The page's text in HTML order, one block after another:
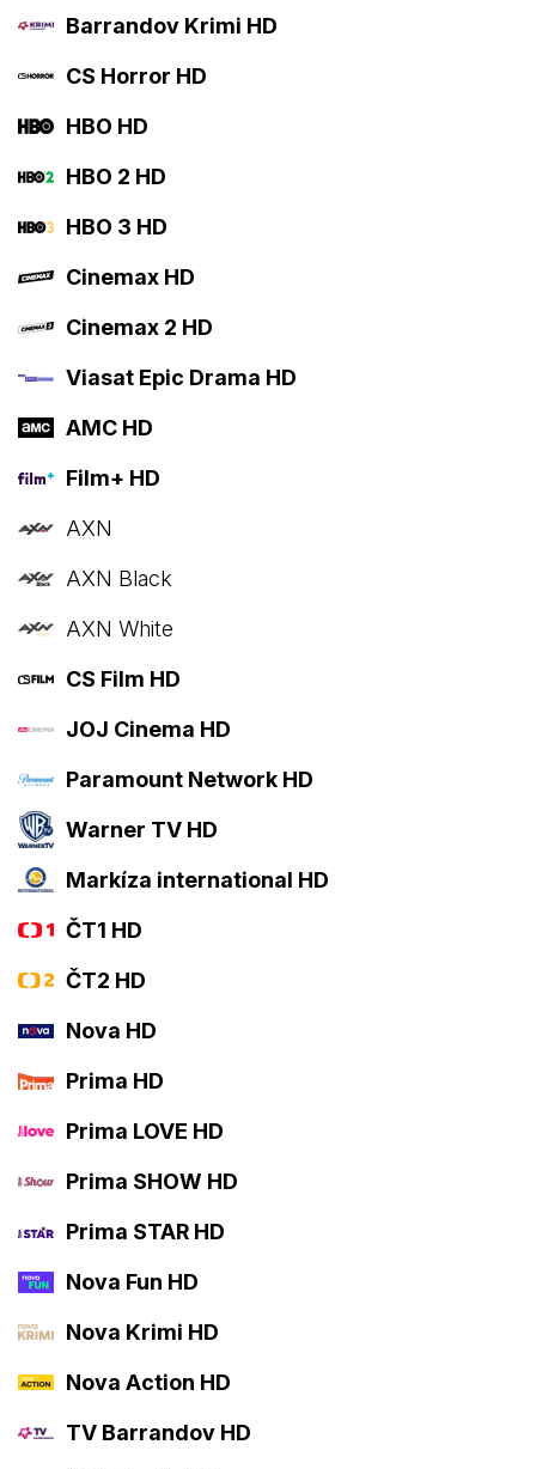
Barrandov Krimi HD
CS Horror HD
HBO HD
HBO 2 HD
HBO 3 HD
Cinemax HD
Cinemax 2 HD
Viasat Epic Drama HD
AMC HD
Film+ HD
AXN
AXN Black
AXN White
CS Film HD
JOJ Cinema HD
Paramount Network HD
Warner TV HD
Markíza international HD
ČT1 HD
ČT2 HD
Nova HD
Prima HD
Prima LOVE HD
Prima SHOW HD
Prima STAR HD
Nova Fun HD
Nova Krimi HD
Nova Action HD
TV Barrandov HD